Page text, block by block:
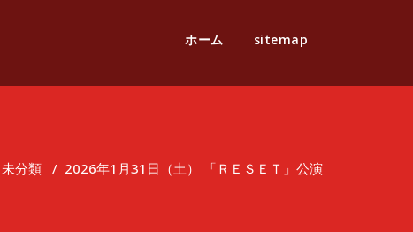
ホーム sitemap
未分類 / 2026年1月31日（土） 「ＲＥＳＥＴ」公演